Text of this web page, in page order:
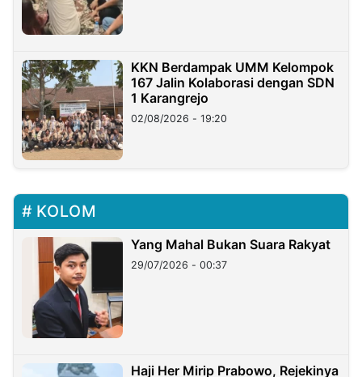
KKN Berdampak UMM Kelompok
167 Jalin Kolaborasi dengan SDN
1 Karangrejo
02/08/2026 - 19:20
KOLOM
Yang Mahal Bukan Suara Rakyat
29/07/2026 - 00:37
Haji Her Mirip Prabowo, Rejekinya